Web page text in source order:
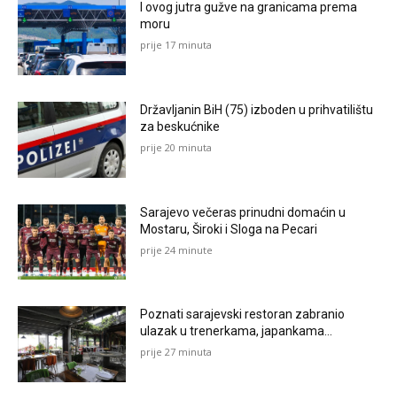
I ovog jutra gužve na granicama prema
moru
prije 17 minuta
Državljanin BiH (75) izboden u prihvatilištu
za beskućnike
prije 20 minuta
Sarajevo večeras prinudni domaćin u
Mostaru, Široki i Sloga na Pecari
prije 24 minute
Poznati sarajevski restoran zabranio
ulazak u trenerkama, japankama…
prije 27 minuta